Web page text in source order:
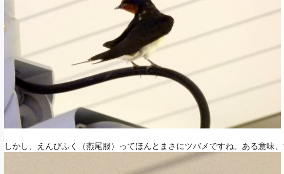
しかし、えんびふく（燕尾服）ってほんとまさにツバメですね。ある意味